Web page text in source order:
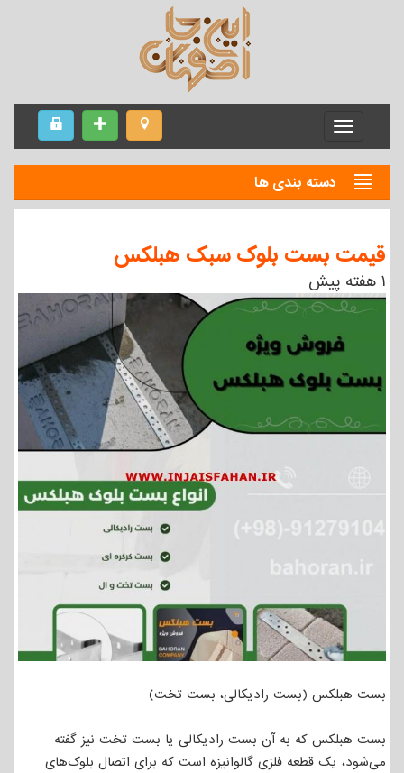
Menu
دسته بندی ها
قیمت بست بلوک سبک هبلکس
۱ هفته پیش
بست هبلکس (بست رادیکالی، بست تخت)
بست هبلکس که به آن بست رادیکالی یا بست تخت نیز گفته
می‌شود، یک قطعه فلزی گالوانیزه است که برای اتصال بلوک‌های